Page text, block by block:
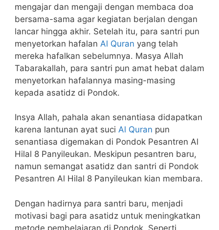
mengajar dan mengaji dengan membaca doa
bersama-sama agar kegiatan berjalan dengan
lancar hingga akhir. Setelah itu, para santri pun
menyetorkan hafalan Al Quran yang telah
mereka hafalkan sebelumnya. Masya Allah
Tabarakallah, para santri pun amat hebat dalam
menyetorkan hafalannya masing-masing
kepada asatidz di Pondok.
Insya Allah, pahala akan senantiasa didapatkan
karena lantunan ayat suci Al Quran pun
senantiasa digemakan di Pondok Pesantren Al
Hilal 8 Panyileukan. Meskipun pesantren baru,
namun semangat asatidz dan santri di Pondok
Pesantren Al Hilal 8 Panyileukan kian membara.
Dengan hadirnya para santri baru, menjadi
motivasi bagi para asatidz untuk meningkatkan
metode pembelajaran di Pondok. Seperti